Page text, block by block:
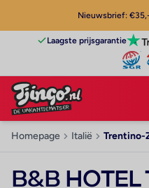
Nieuwsbrief:
Laagste prijsgarantie
Homepage Italië Trentino-
B&B